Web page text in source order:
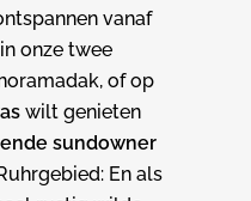
vanaf
onze twee
of op
wilt genieten
sundowner
En als